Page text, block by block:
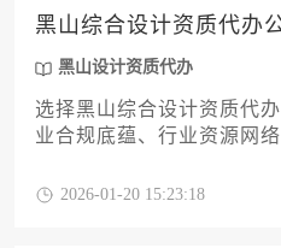
黑山综合设计资质代办
黑山设计资质代办
选择黑山综合设计资质代
业合规底蕴、行业资源网
度三大维度进行系统性评
2026-01-20 15:23:18